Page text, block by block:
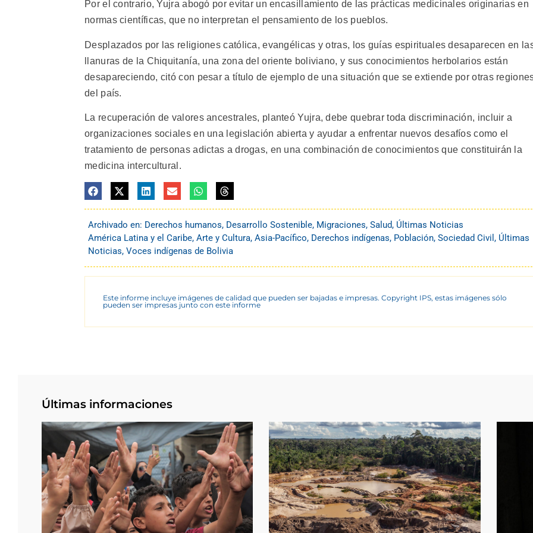
Por el contrario, Yujra abogó por evitar un encasillamiento de las prácticas medicinales originarias en
normas científicas, que no interpretan el pensamiento de los pueblos.
Desplazados por las religiones católica, evangélicas y otras, los guías espirituales desaparecen en
llanuras de la Chiquitanía, una zona del oriente boliviano, y sus conocimientos herbolarios están
desapareciendo, citó con pesar a título de ejemplo de una situación que se extiende por otras
del país.
La recuperación de valores ancestrales, planteó Yujra, debe quebrar toda discriminación, incluir a
organizaciones sociales en una legislación abierta y ayudar a enfrentar nuevos desafíos como el
tratamiento de personas adictas a drogas, en una combinación de conocimientos que constituirán la
medicina intercultural.
Archivado en: Derechos humanos, Desarrollo Sostenible, Migraciones, Salud, Últimas Noticias
América Latina y el Caribe, Arte y Cultura, Asia-Pacífico, Derechos indígenas, Población, Sociedad Civil , Últimas
Noticias, Voces indígenas de Bolivia
Este informe incluye imágenes de calidad que pueden ser bajadas e impresas. Copyright IPS, estas imágenes sólo
pueden ser impresas junto con este informe
Últimas informaciones